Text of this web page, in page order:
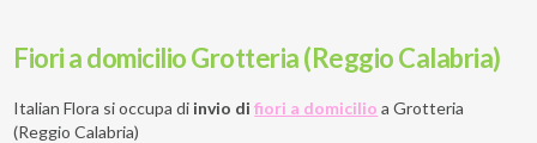
Fiori a domicilio Grotteria (Reggio Calabria)
Italian Flora si occupa di invio difiori a domicilio a Grotteria
(Reggio Calabria)